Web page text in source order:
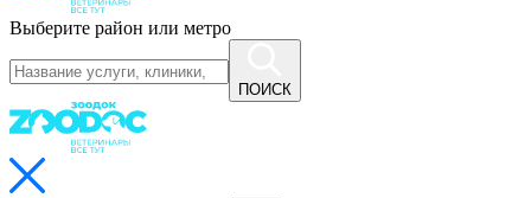
Выберите район или метро
ПОИСК